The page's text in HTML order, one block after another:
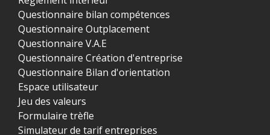
Questionnaire bilan compétences
Questionnaire Outplacement
Questionnaire V.A.E
Questionnaire Création d'entreprise
Questionnaire Bilan d'orientation
Espace utilisateur
Jeu des valeurs
Formulaire trèfle
Simulateur de tarif entreprises